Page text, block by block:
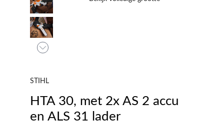
STIHL
HTA 30, met 2x AS 2 accu
en ALS 31 lader